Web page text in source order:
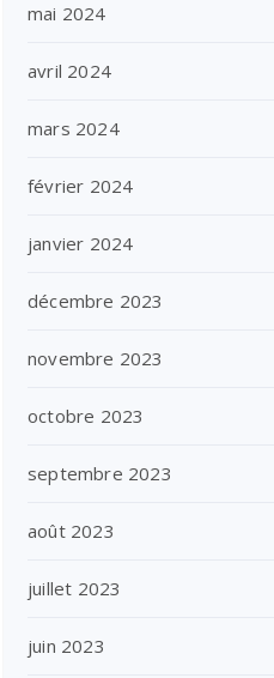
mai 2024
avril 2024
mars 2024
février 2024
janvier 2024
décembre 2023
novembre 2023
octobre 2023
septembre 2023
août 2023
juillet 2023
juin 2023